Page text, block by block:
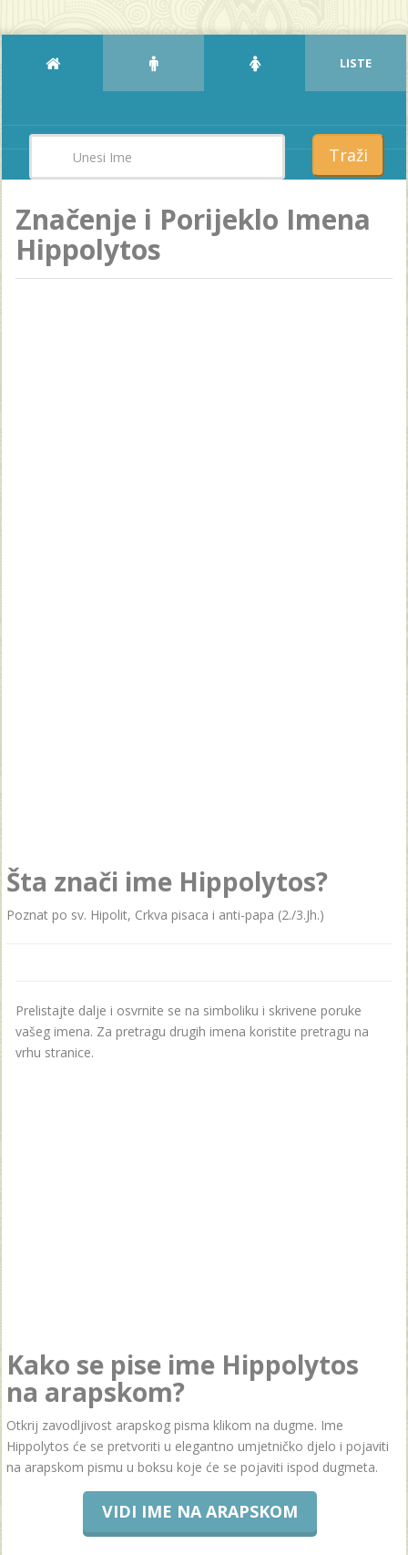
LISTE
Traži
Značenje i Porijeklo Imena
Hippolytos
Šta znači ime Hippolytos?
Poznat po sv. Hipolit, Crkva pisaca i anti-papa (2./3.Jh.)
Prelistajte dalje i osvrnite se na simboliku i skrivene poruke
vašeg imena. Za pretragu drugih imena koristite pretragu na
vrhu stranice.
Kako se pise ime Hippolytos
na arapskom?
Otkrij zavodljivost arapskog pisma klikom na dugme. Ime
Hippolytos će se pretvoriti u elegantno umjetničko djelo i pojaviti
na arapskom pismu u boksu koje će se pojaviti ispod dugmeta.
VIDI IME NA ARAPSKOM